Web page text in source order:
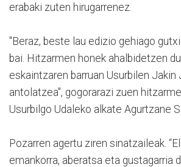
erabaki zuten hirugarrenez.
"Beraz, beste lau edizio gehiago
bai. Hitzarmen honek ahalbidetzen
eskaintzaren barruan Usurbilen Jakin
antolatzea", gogorarazi zuen
Usurbilgo Udaleko alkate Agurtzane
Pozarren agertu ziren sinatzaileak.
emankorra, aberatsa eta gustagarria